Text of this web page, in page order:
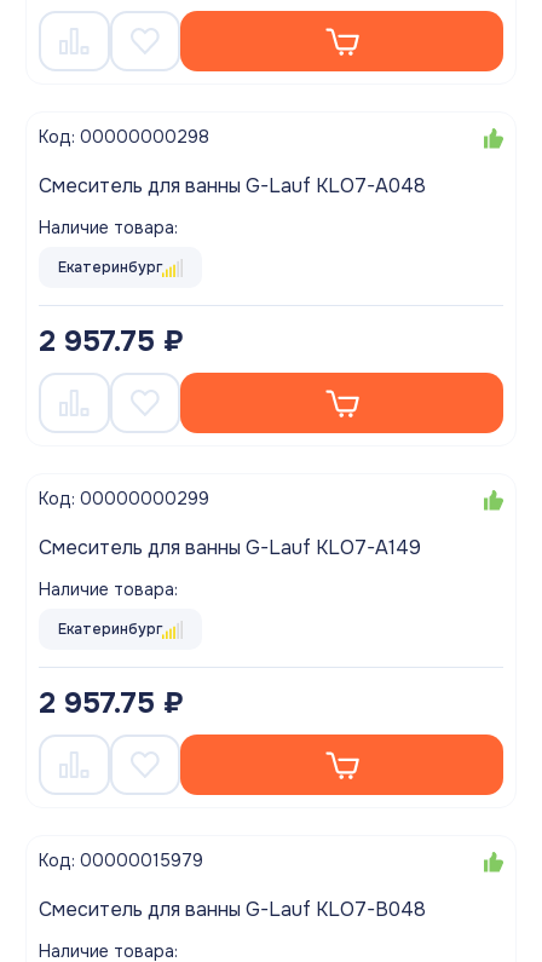
Код: 00000000298
Смеситель для ванны G-Lauf KLO7-A048
Наличие товара:
Екатеринбург
2 957.75 ₽
Код: 00000000299
Смеситель для ванны G-Lauf KLO7-A149
Наличие товара:
Екатеринбург
2 957.75 ₽
Код: 00000015979
Смеситель для ванны G-Lauf KLO7-B048
Наличие товара: